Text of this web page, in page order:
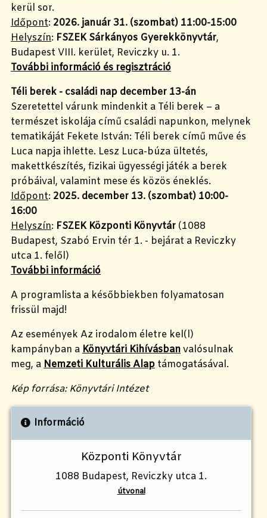
kerül sor.
Időpont: 2026. január 31. (szombat) 11:00-15:00
Helyszín: FSZEK Sárkányos Gyerekkönyvtár,
Budapest VIII. kerület, Reviczky u. 1.
További információ és regisztráció
Téli berek - családi nap december 13-án
Szeretettel várunk mindenkit a Téli berek – a
természet iskolája című családi napunkon, melynek
tematikáját Fekete István: Téli berek című műve és
Luca napja ihlette. Lesz Luca-búza ültetés,
makettkészítés, fizikai ügyességi játék a berek
próbáival, valamint mese és közös éneklés.
Időpont: 2025. december 13. (szombat) 10:00-
16:00
Helyszín: FSZEK Központi Könyvtár (1088
Budapest, Szabó Ervin tér 1. - bejárat a Reviczky
utca 1. felől)
További információ
A programlista a későbbiekben folyamatosan
frissül majd!
Az események Az irodalom életre kel(l)
kampányban a Könyvtári Kihívásbanvalósulnak
meg, a Nemzeti Kulturális Alap támogatásával.
Kép forrása: Könyvtári Intézet
Információ
Központi Könyvtár
1088 Budapest, Reviczky utca 1.
útvonal